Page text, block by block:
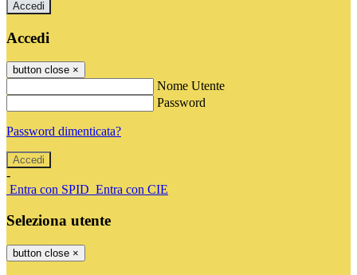
Accedi
Accedi
button close ×
Nome Utente
Password
Password dimenticata?
-
Entra con SPID Entra con CIE
Seleziona utente
button close ×